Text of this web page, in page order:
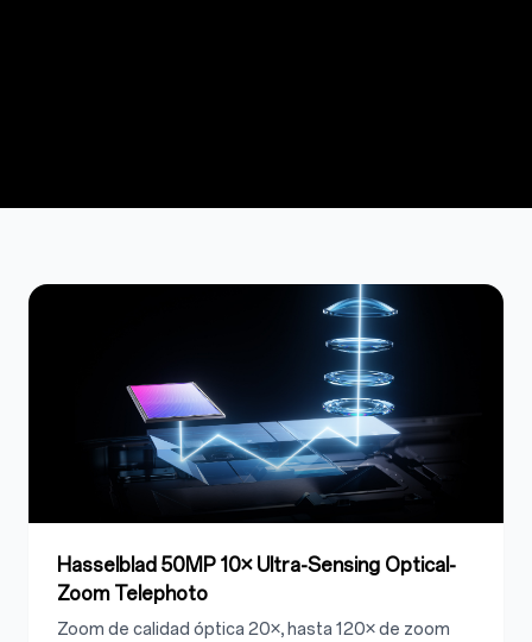
Hasselblad 50MP 10× Ultra-Sensing Optical-
Zoom Telephoto
Zoom de calidad óptica 20×, hasta 120× de zoom